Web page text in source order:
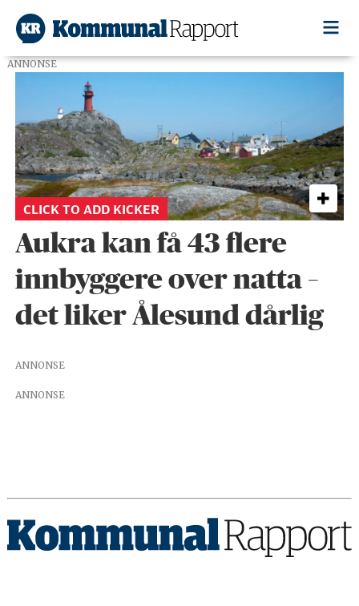
Tag:
aukra
ANNONSE
CLICK TO ADD KICKER
Aukra kan få 43 flere
innbyggere over natta –
det liker Ålesund dårlig
ANNONSE
ANNONSE